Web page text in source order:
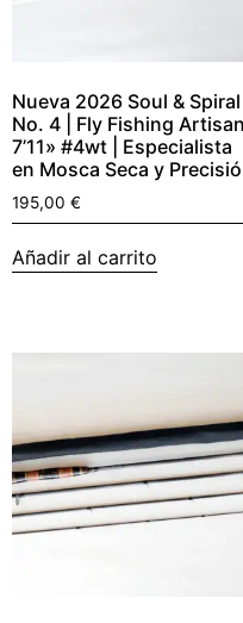
Nueva 2026 Soul & Spiral
No. 4 | Fly Fishing Artisan |
7’11» #4wt | Especialista
en Mosca Seca y
195,00 €
Añadir al carrito